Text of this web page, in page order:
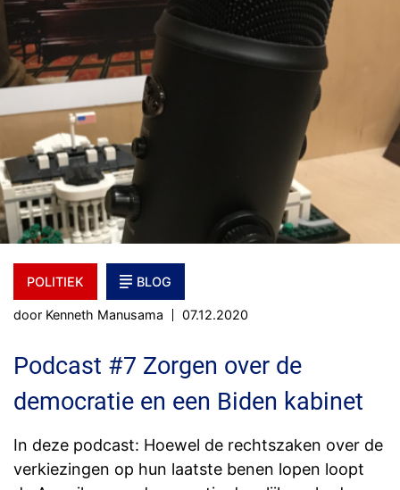
POLITIEK BLOG
door Kenneth Manusama 07.12.2020
Podcast #7 Zorgen over de
democratie en een Biden kabinet
In deze podcast: Hoewel de rechtszaken over de
verkiezingen op hun laatste benen lopen loopt